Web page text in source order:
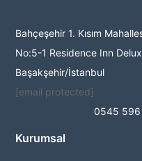
Bahçeşehir 1. Kısım
No:5-1 Residence Inn
Başakşehir/İstanbul
[email protected]
0545 596
Kurumsal